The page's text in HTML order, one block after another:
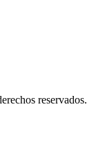
reservados.